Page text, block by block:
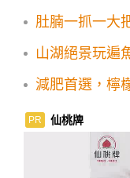
肚腩一抓一大
山湖絕景玩遍
減肥首選，檸
PR 仙桃牌